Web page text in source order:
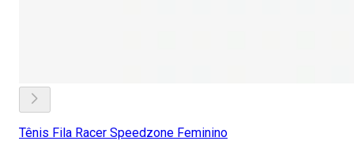
Tênis Fila Racer Speedzone Feminino